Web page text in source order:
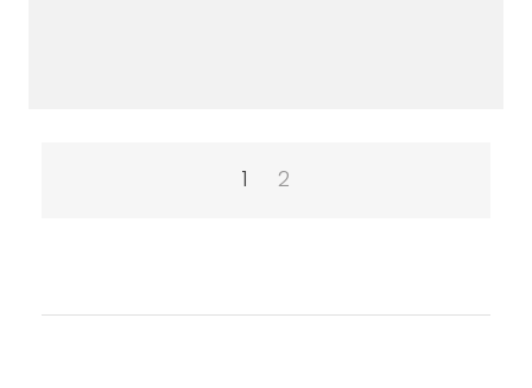
BERICHTNAVIGATIE
1 2